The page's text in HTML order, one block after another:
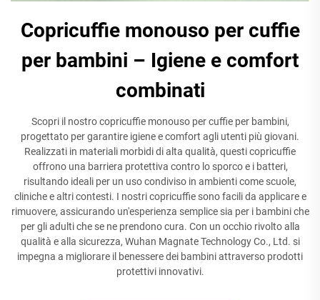
Copricuffie monouso per cuffie
per bambini – Igiene e comfort
combinati
Scopri il nostro copricuffie monouso per cuffie per bambini,
progettato per garantire igiene e comfort agli utenti più giovani.
Realizzati in materiali morbidi di alta qualità, questi copricuffie
offrono una barriera protettiva contro lo sporco e i batteri,
risultando ideali per un uso condiviso in ambienti come scuole,
cliniche e altri contesti. I nostri copricuffie sono facili da applicare e
rimuovere, assicurando un'esperienza semplice sia per i bambini che
per gli adulti che se ne prendono cura. Con un occhio rivolto alla
qualità e alla sicurezza, Wuhan Magnate Technology Co., Ltd. si
impegna a migliorare il benessere dei bambini attraverso prodotti
protettivi innovativi.